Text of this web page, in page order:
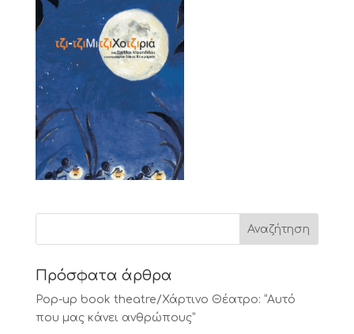
Πρόσφατα άρθρα
Pop-up book theatre/Χάρτινο Θέατρο: “Αυτό
που μας κάνει ανθρώπους”